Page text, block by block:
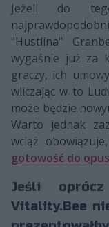
Jeżeli do
"Hustlina"
wygaśnie już za
graczy, ich
wliczając w to
może będzie
Warto jednak
wciąż
gotowość do
Jeśli
Vitality.Bee